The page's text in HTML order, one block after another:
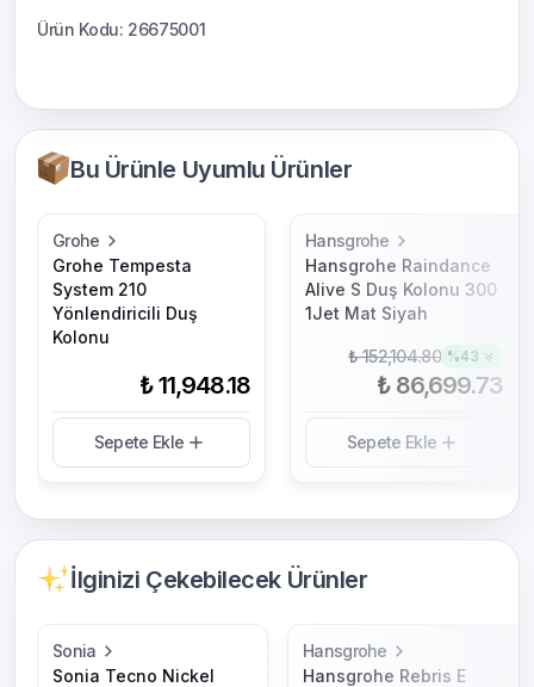
Bu Ürünle Uyumlu Ürünler
Grohe
Grohe Tempesta
System 210
Yönlendiricili Duş
Kolonu
₺ 11,948.18
Sepete Ekle
Hansgrohe
Hansgrohe Raindance
Alive S Duş Kolonu 300
1Jet Mat Siyah
₺ 152,104.80 %43
₺ 86,699.73
Sepete Ekle
İlginizi Çekebilecek Ürünler
Sonia
Sonia Tecno Nickel
Hansgrohe
Hansgrohe Rebris E
Ürün Kodu: 26675001